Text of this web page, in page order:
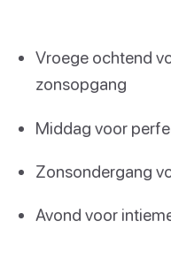
Vroege ochtend
zonsopgang
Middag voor
Zonsondergang
Avond voor